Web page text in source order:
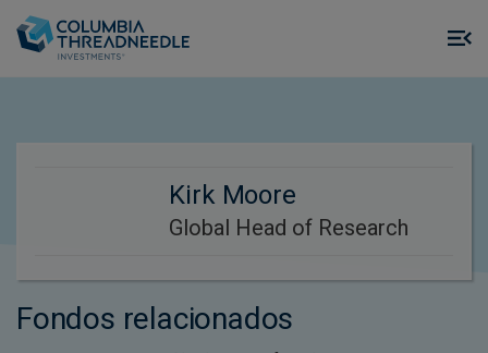
Kirk Moore
Global Head of Research
Fondos relacionados